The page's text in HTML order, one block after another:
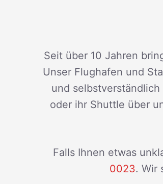
Seit über 10 Jahren
Unser Flughafen und
und
oder ihr Shuttle über
Falls Ihnen etwas
0023. Wir